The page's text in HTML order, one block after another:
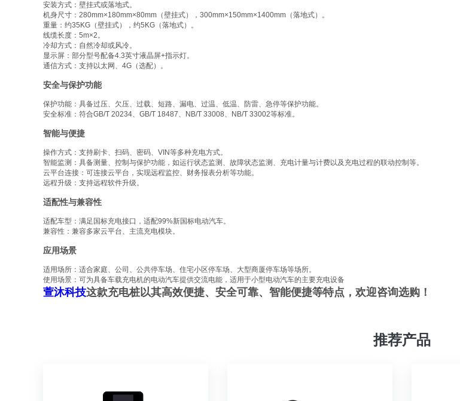
安装方式：壁挂式或落地式。
机身尺寸：280mm×180mm×80mm（壁挂式），300mm×150mm×1400mm（落地式）。
重量：约35KG（壁挂式），约5KG（落地式）。
线缆长度：5m×2。
冷却方式：自然冷却或风冷。
显示屏：部分型号配备4.3英寸液晶屏+指示灯。
通信方式：支持以太网、4G（选配）。
安全与保护功能
保护功能：具备过压、欠压、过载、短路、漏电、过温、低温、防雷、急停等保护功能。
安全标准：符合GB/T 20234、GB/T 18487、NB/T 33008、NB/T 33002等标准。
智能与便捷
操作方式：支持刷卡、扫码、密码、VIN等多种充电方式。
智能监测：具备测量、控制与保护功能，如运行状态监测、故障状态监测、充电计量与计费以及充电过程的联动控制等。
云平台连接：可连接云平台，实现远程监控、财务报表分析等功能。
远程升级：支持远程软件升级。
适配性与兼容性
适配车型：满足国标充电接口，适配99%新国标电动汽车。
兼容性：兼容多家云平台、主流充电模块。
应用场景
适用场所：适合家庭、公司、公共停车场、住宅小区停车场、大型商厦停车场等场所。
使用场景：可为具备车载充电机的电动汽车提供交流电能，适用于小型电动汽车的主要充电设备
萱沐科技这款充电桩以其高效便捷、安全可靠、智能便捷等特点，欢迎咨询选购！
推荐产品